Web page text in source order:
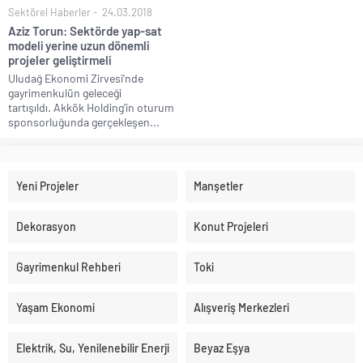
Sektörel Haberler 24.03.2018
Aziz Torun: Sektörde yap-sat
modeli yerine uzun dönemli
projeler geliştirmeli
Uludağ Ekonomi Zirvesi’nde
gayrimenkulün geleceği
tartışıldı. Akkök Holding’in oturum
sponsorluğunda gerçekleşen...
Yeni Projeler Manşetler
Dekorasyon Konut Projeleri
Gayrimenkul Rehberi Toki
Yaşam Ekonomi Alışveriş Merkezleri
Elektrik, Su, Yenilenebilir Enerji Beyaz Eşya